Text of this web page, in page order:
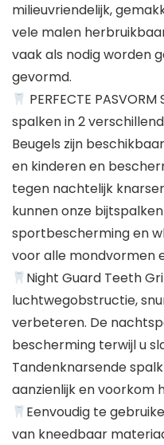
milieuvriendelijk,
vele malen
vaak als nodig worden
gevormd.
PERFECTE
spalken in 2
Beugels zijn
en kinderen en
tegen nachtelijk
kunnen onze
sportbescherming en
voor alle mondvormen
Night Guard Teeth
luchtwegobstructie,
verbeteren. De
bescherming terwijl u
Tandenknarsende
aanzienlijk en voorkom
Eenvoudig te
van kneedbaar